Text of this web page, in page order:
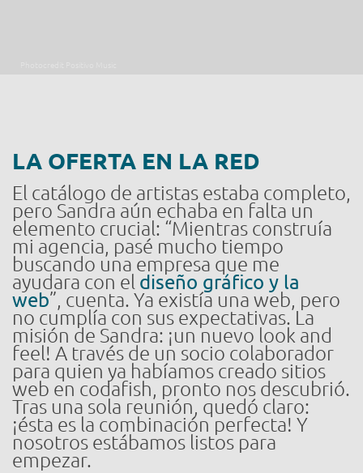
LA OFERTA EN LA RED
El catálogo de artistas estaba completo,
pero Sandra aún echaba en falta un
elemento crucial: “Mientras construía
mi agencia, pasé mucho tiempo
buscando una empresa que me
ayudara con el diseño gráfico y la
web”, cuenta. Ya existía una web, pero
no cumplía con sus expectativas. La
misión de Sandra: ¡un nuevo look and
feel! A través de un socio colaborador
para quien ya habíamos creado sitios
web en codafish, pronto nos descubrió.
Tras una sola reunión, quedó claro:
¡ésta es la combinación perfecta! Y
nosotros estábamos listos para
empezar.